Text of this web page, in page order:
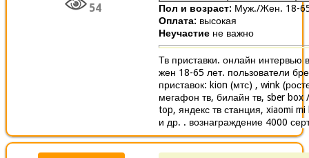
54
Пол и возраст: Муж./Жен. 18-
Оплата: высокая
Неучастие не важно
Тв приставки. онлайн интервью
жен 18-65 лет. пользователи
приставок: kion (мтс) , wink
мегафон тв, билайн тв, sber box
top, яндекс тв станция, xiaomi
и др. . вознаграждение 4000